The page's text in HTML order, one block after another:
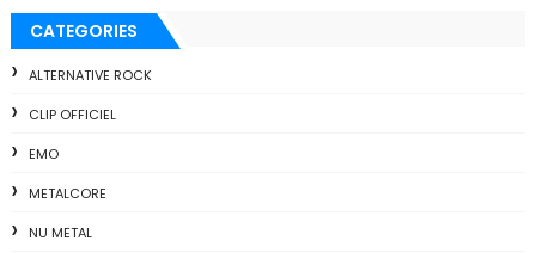
CATEGORIES
ALTERNATIVE ROCK
CLIP OFFICIEL
EMO
METALCORE
NU METAL